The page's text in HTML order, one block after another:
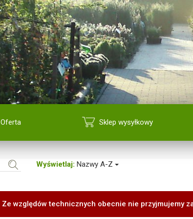
Oferta Sklep wysyłkowy
Wyświetlaj: Nazwy A-Z
Ze względów technicznych obecnie nie przyjmujemy